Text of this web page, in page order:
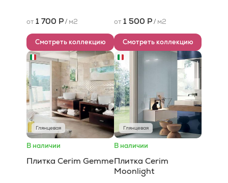
от 1 700 Р/ м2
Смотреть коллекцию
от 1 500 Р/ м2
Смотреть коллекцию
Глянцевая
В наличии
Плитка Cerim Gemme
Глянцевая
В наличии
Плитка Cerim
Moonlight